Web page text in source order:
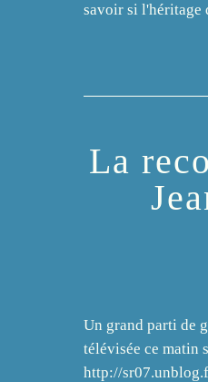
savoir si l'héritage
La
Un grand parti de
télévisée ce matin
http://